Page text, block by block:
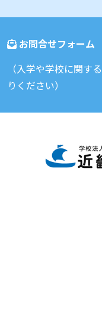
お問合せフォーム
（入学や学校に関す
りください）